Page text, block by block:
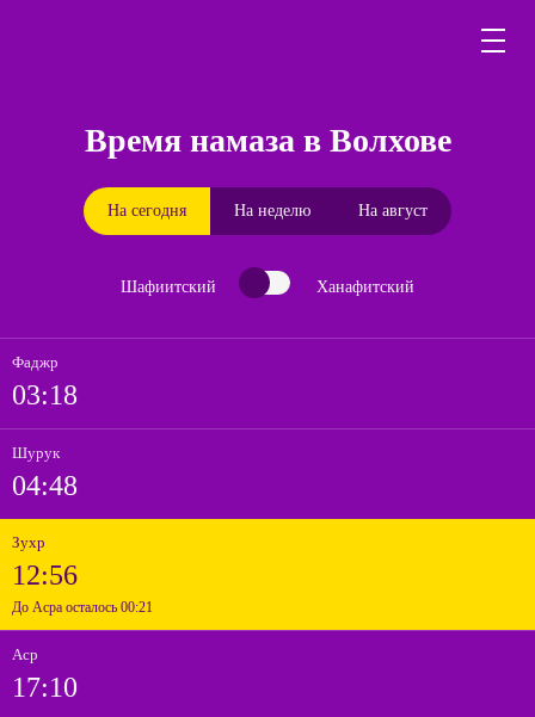
Время намаза в Волхове
На сегодня На неделю На август
Шафиитский Ханафитский
Фаджр
03:18
Шурук
04:48
Зухр
12:56
До Асра осталось 00:21
Аср
17:10